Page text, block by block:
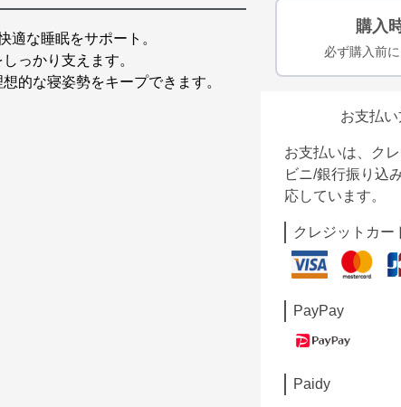
適な睡眠をサポート。
っかり支えます。
的な寝姿勢をキープできます。
購入
必ず購入前
お支払
お支払いは、ク
ビニ/銀行振り込
応しています。
クレジットカー
PayPay
Paidy